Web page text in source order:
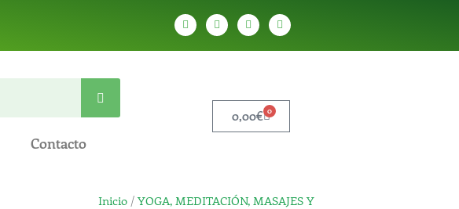
W
h
a
t
T
e
l
e
Y
o
u
t
T
i
k
t
Contacto
0,00€ 0
Carrito
Inicio /YOGA, MEDITACIÓN, MASAJES Y